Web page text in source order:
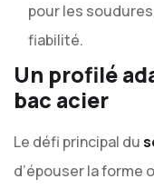
pour les
fiabilité.
Un profilé
bac acier
Le défi principal du
d’épouser la forme